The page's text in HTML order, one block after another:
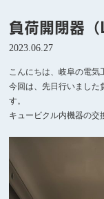
負荷開閉器
2023.06.27
こんにちは、岐阜の電気
今回は、先日行いました
す。
キュービクル内機器の交